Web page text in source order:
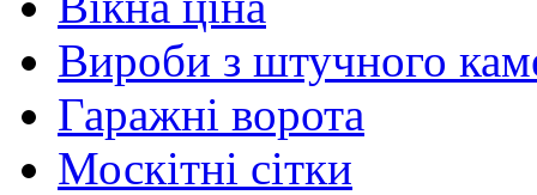
Вироби з штучного
Гаражні ворота
Москітні сітки